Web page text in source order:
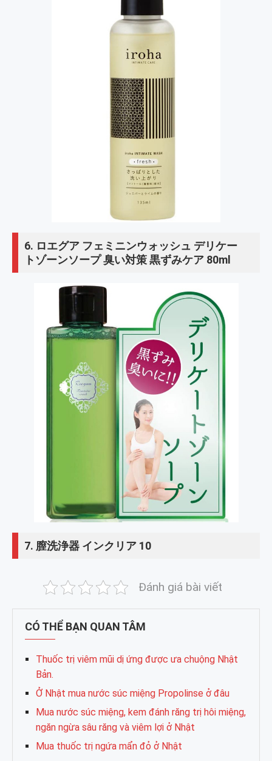
6. ロエグア フェミニンウォッシュ デリケー
トゾーンソープ 臭い対策 黒ずみケア 80ml
7. 膣洗浄器 インクリア 10
Đánh giá bài viết
CÓ THỂ BẠN QUAN TÂM
Thuốc trị viêm mũi dị ứng được ưa chuộng Nhật
Bản.
Ở Nhật mua nước súc miệng Propolinse ở đâu
Mua nước súc miệng, kem đánh răng trị hôi miệng,
ngăn ngừa sâu răng và viêm lợi ở Nhật
Mua thuốc trị ngứa mẩn đỏ ở Nhật